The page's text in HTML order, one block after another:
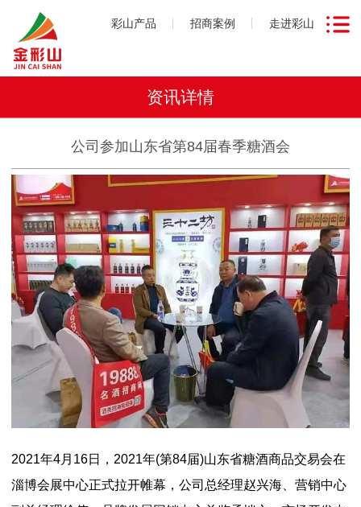
彩山产品 招商案例 走进彩山
资讯详情
公司参加山东省第84届春季糖酒会
2021年4月16日，2021年(第84届)山东省糖酒商品交易会在
淄博会展中心正式拉开帷幕，公司总经理赵兴海、营销中心